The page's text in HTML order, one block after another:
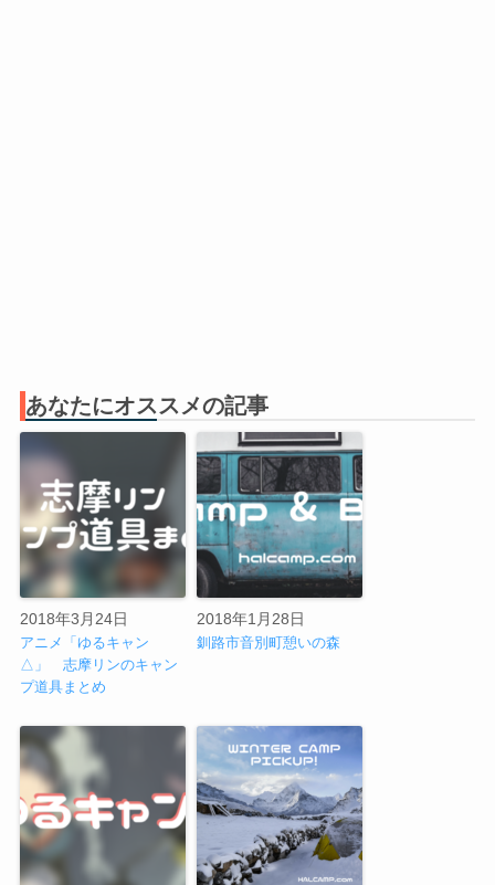
あなたにオススメの記事
2018年3月24日
アニメ「ゆるキャン
△」 志摩リンのキャン
プ道具まとめ
2018年1月28日
釧路市音別町憩いの森